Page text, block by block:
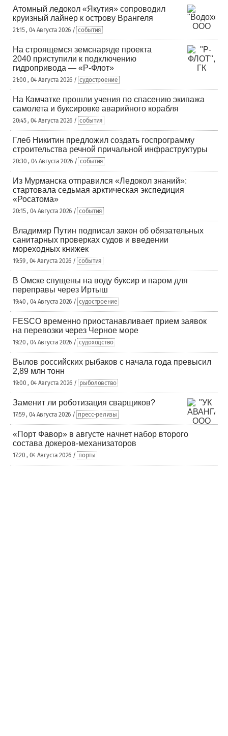
Атомный ледокол «Якутия» сопроводил
круизный лайнер к острову Врангеля
21:15 , 04 Августа 2026 / события
На строящемся земснаряде проекта
2040 приступили к подключению
гидропривода — «Р-Флот»
21:00 , 04 Августа 2026 / судостроение
На Камчатке прошли учения по спасению экипажа
самолета и буксировке аварийного корабля
20:45 , 04 Августа 2026 / события
Глеб Никитин предложил создать госпрограмму
строительства речной причальной инфраструктуры
20:30 , 04 Августа 2026 / события
Из Мурманска отправился «Ледокол знаний»:
стартовала седьмая арктическая экспедиция
«Росатома»
20:15 , 04 Августа 2026 / события
Владимир Путин подписал закон об обязательных
санитарных проверках судов и введении
мореходных книжек
19:59 , 04 Августа 2026 / события
В Омске спущены на воду буксир и паром для
переправы через Иртыш
19:40 , 04 Августа 2026 / судостроение
FESCO временно приостанавливает прием заявок
на перевозки через Черное море
19:20 , 04 Августа 2026 / судоходство
Вылов российских рыбаков с начала года превысил
2,89 млн тонн
19:00 , 04 Августа 2026 / рыболовство
Заменит ли роботизация сварщиков?
17:59 , 04 Августа 2026 / пресс-релизы
«Порт Фавор» в августе начнет набор второго
состава докеров-механизаторов
17:20 , 04 Августа 2026 / порты